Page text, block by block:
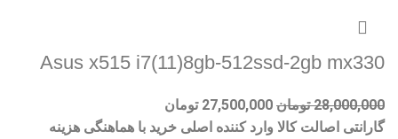
Asus x515 i7(11)8gb-512ssd-2gb mx330
28,000,000 تومان 27,500,000 تومان
گارانتی اصالت کالا وارد کننده اصلی خرید با هماهنگی هزینه